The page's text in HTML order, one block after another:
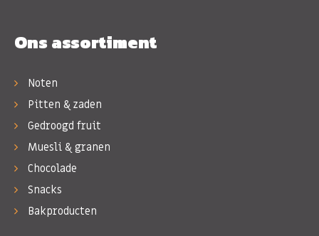
Ons assortiment
Noten
Pitten & zaden
Gedroogd fruit
Muesli & granen
Chocolade
Snacks
Bakproducten